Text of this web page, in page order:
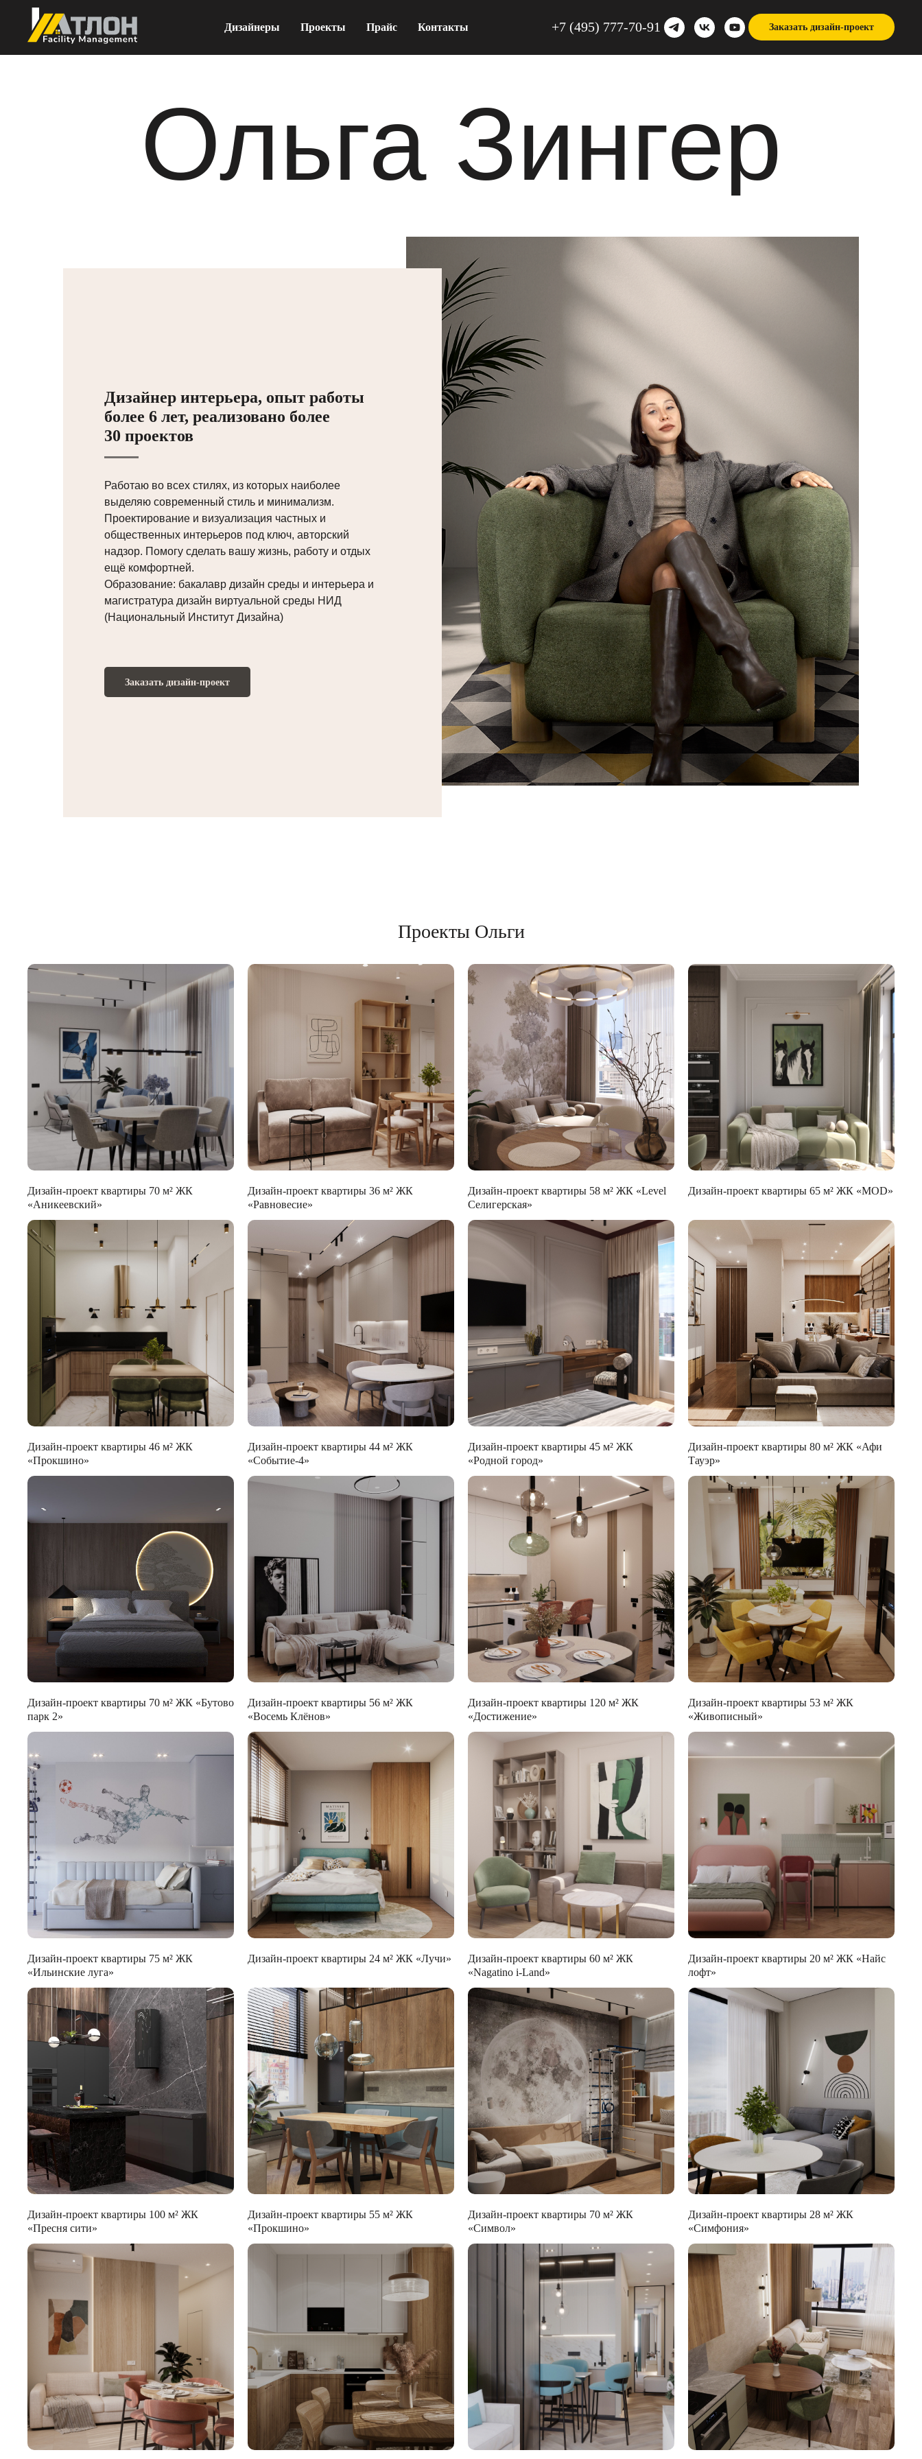
Дизайнеры Проекты Прайс Контакты +7 (495) 777-70-91 Заказать дизайн-проект
Ольга Зингер
Дизайнер интерьера, опыт работы
более 6 лет, реализовано более
30 проектов
Работаю во всех стилях, из которых наиболее
выделяю современный стиль и минимализм.
Проектирование и визуализация частных и
общественных интерьеров под ключ, авторский
надзор. Помогу сделать вашу жизнь, работу и отдых
ещё комфортней.
Образование: бакалавр дизайн среды и интерьера и
магистратура дизайн виртуальной среды НИД
(Национальный Институт Дизайна)
Заказать дизайн-проект
Проекты Ольги
Дизайн-проект квартиры 70 м² ЖК
«Аникеевский»
Дизайн-проект квартиры 36 м² ЖК
«Равновесие»
Дизайн-проект квартиры 58 м² ЖК «Level
Селигерская»
Дизайн-проект квартиры 65 м² ЖК «MOD»
Дизайн-проект квартиры 46 м² ЖК
«Прокшино»
Дизайн-проект квартиры 44 м² ЖК
«Событие-4»
Дизайн-проект квартиры 45 м² ЖК
«Родной город»
Дизайн-проект квартиры 80 м² ЖК «Афи
Тауэр»
Дизайн-проект квартиры 70 м² ЖК «Бутово
парк 2»
Дизайн-проект квартиры 56 м² ЖК
«Восемь Клёнов»
Дизайн-проект квартиры 120 м² ЖК
«Достижение»
Дизайн-проект квартиры 53 м² ЖК
«Живописный»
Дизайн-проект квартиры 75 м² ЖК
«Ильинские луга»
Дизайн-проект квартиры 24 м² ЖК «Лучи»
Дизайн-проект квартиры 60 м² ЖК
«Nagatino i-Land»
Дизайн-проект квартиры 20 м² ЖК «Найс
лофт»
Дизайн-проект квартиры 100 м² ЖК
«Пресня сити»
Дизайн-проект квартиры 55 м² ЖК
«Прокшино»
Дизайн-проект квартиры 70 м² ЖК
«Символ»
Дизайн-проект квартиры 28 м² ЖК
«Симфония»